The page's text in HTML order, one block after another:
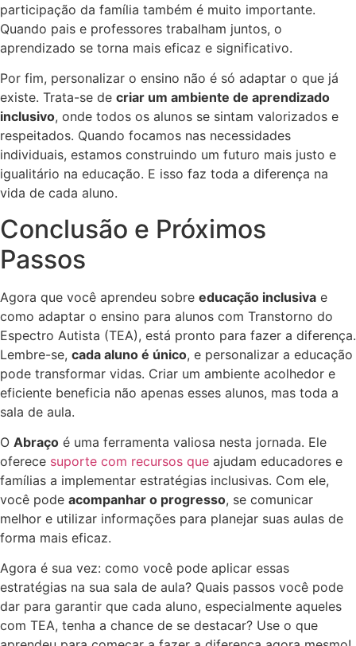
participação da família também é muito importante.
Quando pais e professores trabalham juntos, o
aprendizado se torna mais eficaz e significativo.
Por fim, personalizar o ensino não é só adaptar o que já
existe. Trata-se de criar um ambiente de aprendizado
inclusivo, onde todos os alunos se sintam valorizados e
respeitados. Quando focamos nas necessidades
individuais, estamos construindo um futuro mais justo e
igualitário na educação. E isso faz toda a diferença na
vida de cada aluno.
Conclusão e Próximos
Passos
Agora que você aprendeu sobre educação inclusiva e
como adaptar o ensino para alunos com Transtorno do
Espectro Autista (TEA), está pronto para fazer a diferença.
Lembre-se, cada aluno é único, e personalizar a educação
pode transformar vidas. Criar um ambiente acolhedor e
eficiente beneficia não apenas esses alunos, mas toda a
sala de aula.
O Abraço é uma ferramenta valiosa nesta jornada. Ele
oferece suporte com recursos que ajudam educadores e
famílias a implementar estratégias inclusivas. Com ele,
você pode acompanhar o progresso, se comunicar
melhor e utilizar informações para planejar suas aulas de
forma mais eficaz.
Agora é sua vez: como você pode aplicar essas
estratégias na sua sala de aula? Quais passos você pode
dar para garantir que cada aluno, especialmente aqueles
com TEA, tenha a chance de se destacar? Use o que